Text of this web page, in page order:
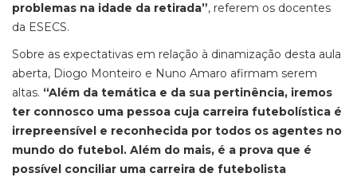
problemas na idade da retirada”, referem os docentes
da ESECS.
Sobre as expectativas em relação à dinamização desta aula
aberta, Diogo Monteiro e Nuno Amaro afirmam serem
altas. “Além da temática e da sua pertinência, iremos
ter connosco uma pessoa cuja carreira futebolística é
irrepreensível e reconhecida por todos os agentes no
mundo do futebol. Além do mais, é a prova que é
possível conciliar uma carreira de futebolista